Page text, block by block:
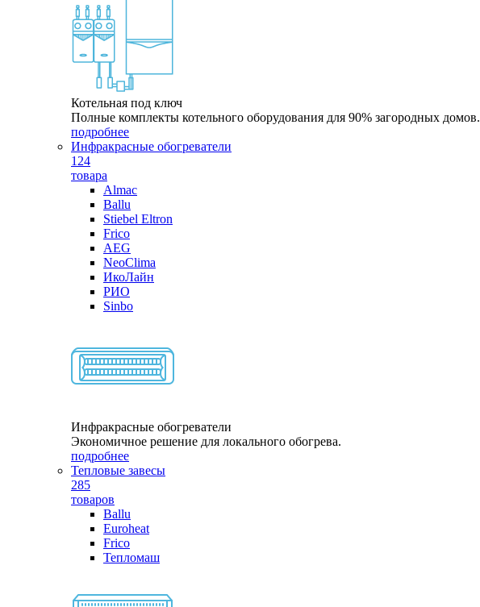
Котельная под ключ
Полные комплекты котельного оборудования для 90% загородных домов.
подробнее
Инфракрасные обогреватели
124
товара
Almac
Ballu
Stiebel Eltron
Frico
AEG
NeoClima
ИкоЛайн
РИО
Sinbo
Инфракрасные обогреватели
Экономичное решение для локального обогрева.
подробнее
Тепловые завесы
285
товаров
Ballu
Euroheat
Frico
Тепломаш